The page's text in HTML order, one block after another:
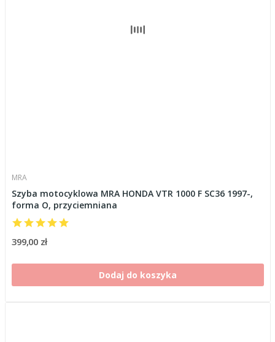
MRA
Szyba motocyklowa MRA HONDA VTR 1000 F SC36 1997-,
forma O, przyciemniana
399,00 zł
Dodaj do koszyka